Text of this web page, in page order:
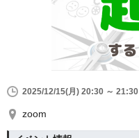
2025/12/15(月) 20:30 ～ 21:30
zoom